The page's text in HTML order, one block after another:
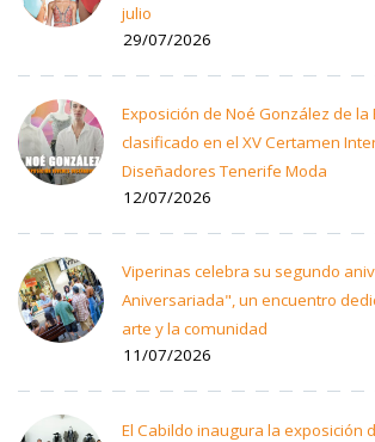
julio
29/07/2026
Exposición de Noé González de la
clasificado en el XV Certamen
Diseñadores Tenerife Moda
12/07/2026
Viperinas celebra su segundo
Aniversariada", un encuentro
arte y la comunidad
11/07/2026
El Cabildo inaugura la exposición